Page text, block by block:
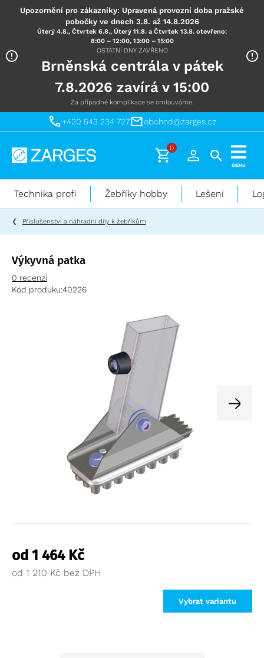
Upozornění pro zákazníky: Upravená provozní doba pražské
pobočky ve dnech 3.8. až 14.8.2026
Úterý 4.8., Čtvrtek 6.8., Úterý 11.8. a Čtvrtek 13.8. otevřeno:
8:00 – 12:00, 13:00 – 15:00
OSTATNÍ DNY ZAVŘENO
Brněnská centrála v pátek
7.8.2026 zavírá v 15:00
Za případné komplikace se omlouváme.
+420 543 234 727 obchod@zarges.cz
Technika
práci
výškách
0
MENU
Technika profi Žebříky hobby Lešení
Příslušenství a náhradní díly k žebříkům
Výkyvná patka
0 recenzí
Kód produku:40226
od 1 464 Kč
od 1 210 Kč
Vybrat variantu